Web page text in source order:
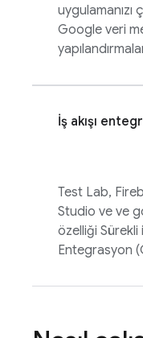
uygulamanızı
Google veri
İş akışı
Test Lab,
Studio ve ve
özelliği Sürekli
Entegrasyon